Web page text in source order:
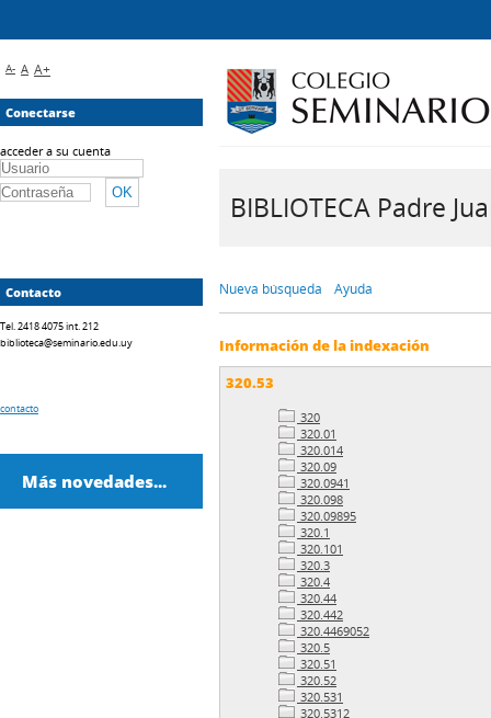
BIBLIOTECA Padre
Nueva búsqueda Ayuda
Información de la indexación
320.53
320
320.01
320.014
320.09
320.0941
320.098
320.09895
320.1
320.101
320.3
320.4
320.44
320.442
320.4469052
320.5
320.51
320.52
320.531
320.5312
A- A A+
Conectarse
acceder a su cuenta
Contacto
Tel. 2418 4075 int. 212
biblioteca@seminario.edu.uy
contacto
Más novedades...